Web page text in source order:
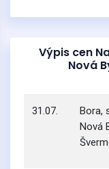
Výpis cen
Nová
31.07.
Bora,
Nová